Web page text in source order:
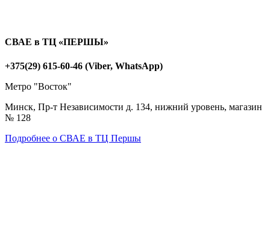
СВАЕ в ТЦ «ПЕРШЫ»
+375(29) 615-60-46 (Viber, WhatsApp)
Метро "Восток"
Минск, Пр-т Независимости д. 134, нижний уровень, магазин
№ 128
Подробнее о СВАЕ в ТЦ Першы